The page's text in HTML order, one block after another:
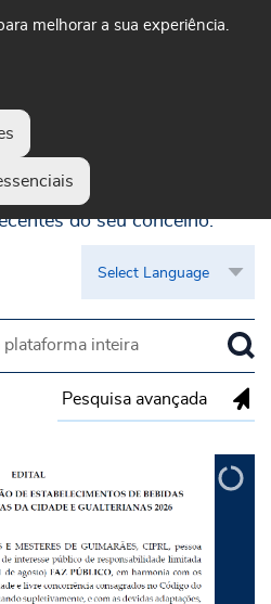
melhorar a sua experiência.
Pesquisa avançada
Visível
do seu concelho.